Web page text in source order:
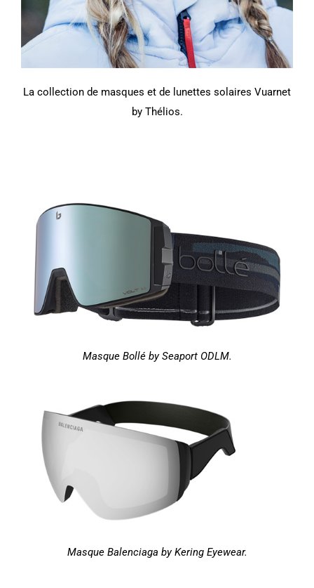
La collection de masques et de lunettes solaires Vuarnet
by Thélios.
Masque Bollé by Seaport ODLM.
Masque Balenciaga by Kering Eyewear.